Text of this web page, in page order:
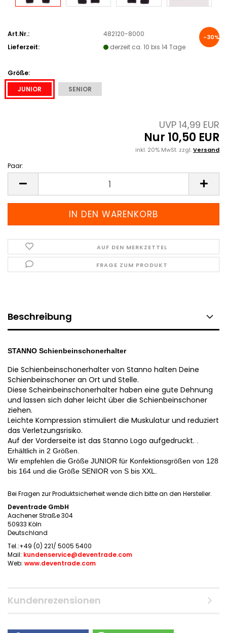
-30%
Art.Nr.:
482120-8000
Lieferzeit:
derzeit ca. 10 bis 14 Tage
Größe:
JUNIOR
SENIOR
UVP 14,99 EUR
Nur 10,50 EUR
inkl. 20% MwSt. zzgl.Versand
Paar:
AUF DEN MERKZETTEL
FRAGE ZUM PRODUKT
Beschreibung
STANNO Schienbeinschonerhalter
Die Schienbeinschonerhalter von Stanno halten Deine
Schienbeinschoner an Ort und Stelle.
Diese Scheinbeinschonerhalter haben eine gute Dehnung
und lassen sich daher leicht über die Schienbeinschoner
ziehen.
Leichte Kompression stimuliert die Muskulatur und reduziert
das Verletzungsrisiko.
Auf der Vorderseite ist das Stanno Logo aufgedruckt.
Erhältlich in 2 Größen.
Wir empfehlen die Größe JUNIOR für Konfektionsgrößen von 128
bis 164 und die Größe SENIOR von S bis XXL.
Bei Fragen zur Produktsicherheit wende dich bitte an den Hersteller.
Deventrade GmbH
Aachener Straße 304
50933 Köln
Deutschland
Tel.:+49 (0) 221/ 5005 5400
Mail: kundenservice@deventrade.com
Web: www.deventrade.com
Kundenrezensionen